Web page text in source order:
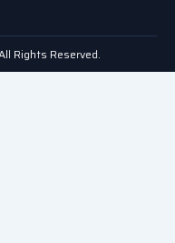
Rights Reserved.